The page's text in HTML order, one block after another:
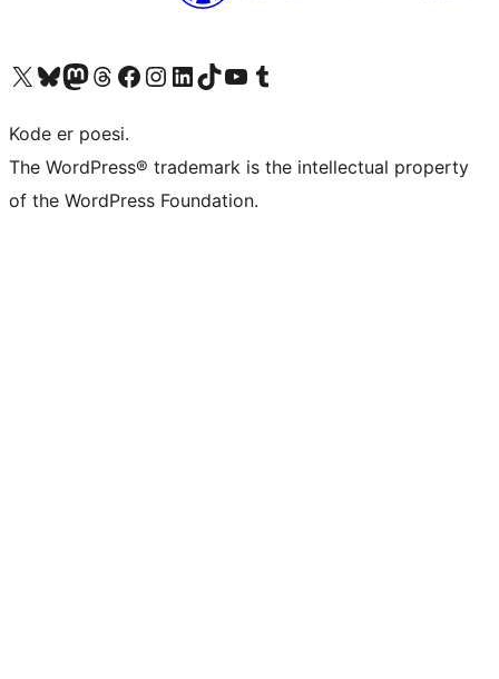
Besøk vår konto på X Visit our Bluesky account
Besøk vår Mastodon-konto
Visit our Threads account
Besøk vår Facebook-sideBesøk vår Instagram-konto
Besøk vår LinkedIn-konto
Visit our TikTok account
Visit our YouTube channel
Visit our Tumblr account
Kode er poesi.
The WordPress® trademark is the intellectual property
of the WordPress Foundation.